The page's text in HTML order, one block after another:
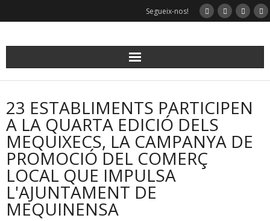
Segueix-nos!
23 ESTABLIMENTS PARTICIPEN
A LA QUARTA EDICIÓ DELS
MEQUIXECS, LA CAMPANYA DE
PROMOCIÓ DEL COMERÇ
LOCAL QUE IMPULSA
L'AJUNTAMENT DE
MEQUINENSA